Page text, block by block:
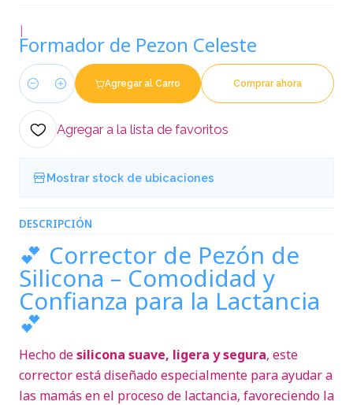
|
Formador de Pezon Celeste
Cantidad
Agregar al Carro Comprar ahora
Agregar a la lista de favoritos
Mostrar stock de ubicaciones
DESCRIPCIÓN
💕 Corrector de Pezón de
Silicona – Comodidad y
Confianza para la Lactancia
💕
Hecho desilicona suave, ligera y segura, este
corrector está diseñado especialmente para ayudar a
las mamás en el proceso de lactancia, favoreciendo la